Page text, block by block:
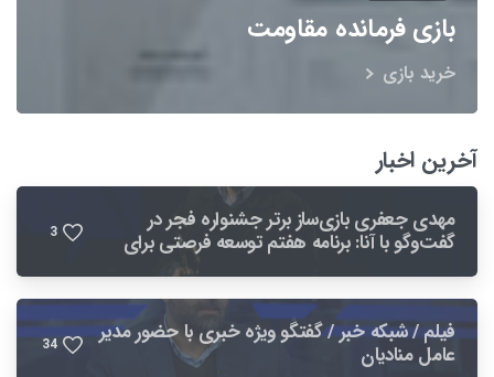
بازی فرمانده مقاومت
خرید بازی
آخرین اخبار
مهدی جعفری بازی‌ساز برتر جشنواره فجر در
گفت‌وگو با آنا: برنامه هفتم توسعه فرصتی برای 3
فیلم / شبکه خبر / گفتگو ویژه خبری با حضور مدیر
عامل منادیان 34